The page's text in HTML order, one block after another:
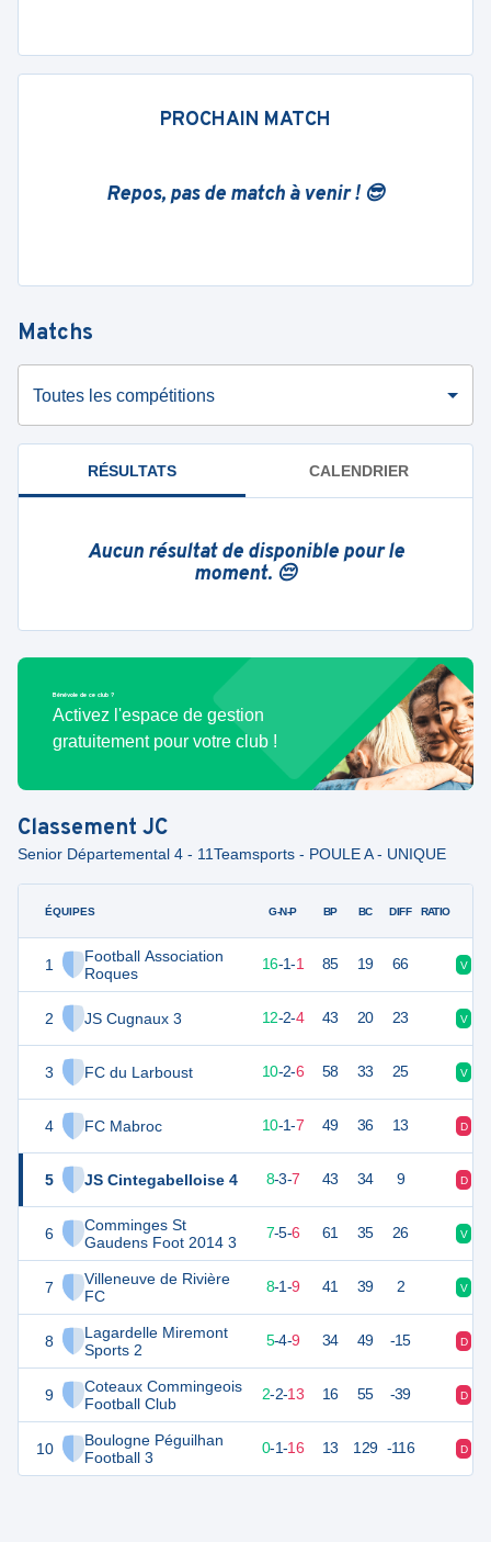
PROCHAIN MATCH
Repos, pas de match à venir ! 😎
Matchs
Toutes les compétitions
RÉSULTATS CALENDRIER
Aucun résultat de disponible pour le
moment. 😔
Bénévole de ce club ?
Activez l'espace de gestion
gratuitement pour votre club !
Classement JC
Senior Départemental 4 - 11Teamsports - POULE A - UNIQUE
ÉQUIPES
1
Football Association
Roques
2 JS Cugnaux 3
3 FC du Larboust
4 FC Mabroc
5 JS Cintegabelloise 4
6
Comminges St
Gaudens Foot 2014 3
7
Villeneuve de Rivière
FC
8
Lagardelle Miremont
Sports 2
9
Coteaux Commingeois
Football Club
10
Boulogne Péguilhan
Football 3
G-N-P BP BC DIFF RATIO
48 16-1-1 85 19 66 V
12-2-4 43 20 23 V
32 10-2-6 58 33 25 V
10-1-7 49 36 13 D
27 18 8-3-7 43 34 9 D
26 18 7-5-6 61 35 26 V
25 18 8-1-9 41 39 2 V
19 18 5-4-9 34 49 -15 D
7 18 2-2-13 16 55 -39 D
-1 0-1-16 13 129 -116 D